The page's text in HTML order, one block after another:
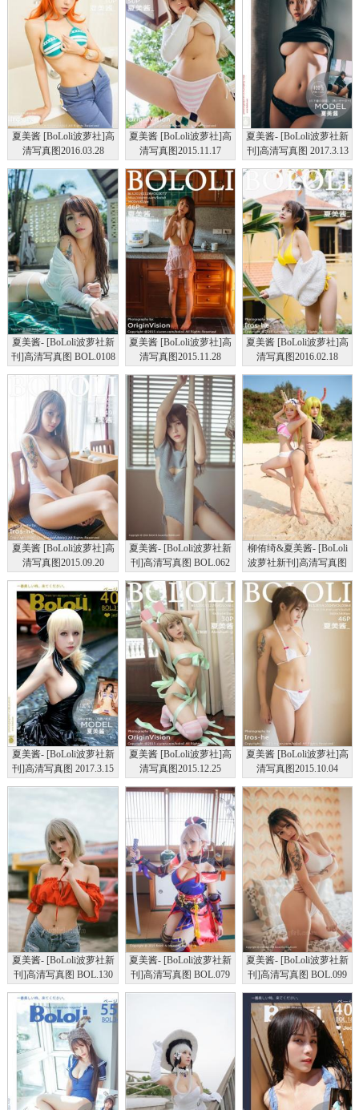
夏美酱 [BoLoli波萝社]高
清写真图2016.03.28
夏美酱 [BoLoli波萝社]高
清写真图2015.11.17
夏美酱- [BoLoli波萝社新
刊]高清写真图 2017.3.13
夏美酱- [BoLoli波萝社新
刊]高清写真图 BOL.0108
夏美酱 [BoLoli波萝社]高
清写真图2015.11.28
夏美酱 [BoLoli波萝社]高
清写真图2016.02.18
夏美酱 [BoLoli波萝社]高
清写真图2015.09.20
夏美酱- [BoLoli波萝社新
刊]高清写真图 BOL.062
柳侑绮&夏美酱- [BoLoli
波萝社新刊]高清写真图
夏美酱- [BoLoli波萝社新
刊]高清写真图 2017.3.15
夏美酱 [BoLoli波萝社]高
清写真图2015.12.25
夏美酱 [BoLoli波萝社]高
清写真图2015.10.04
夏美酱- [BoLoli波萝社新
刊]高清写真图 BOL.130
夏美酱- [BoLoli波萝社新
刊]高清写真图 BOL.079
夏美酱- [BoLoli波萝社新
刊]高清写真图 BOL.099